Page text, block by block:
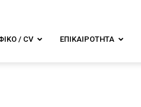
/ CV ΕΠΙΚΑΙΡΌΤΗΤΑ